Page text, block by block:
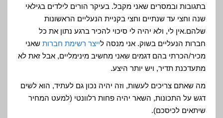
בתגובות ובמסרים שאני מקבל. בעיקר הורים לילדים בגילאי
שנה וחצי עד שנתיים וחצי בקניית הנעליים הראשונות
שלהם.אין לי, ולא יהיה לי סיכוי להכיר ברגע נתון את כל
חברות הנעליים בשוק. אני מנסה לייצר רשימת חברות שאני
מכיר/הכרתי בהם דגמים שאני מחשיב מינימליים, אבל זאת לא
מתעדכנת תדיר, ויש יותר היצע.
מה שאתם צריכים לעשות, וזה יהיה נכון גם לעתיד, הוא לשים
דגש על התכונות, השאר יהיה פחות רלוונטי (למעט המחיר
שיתאים לכיסכם).